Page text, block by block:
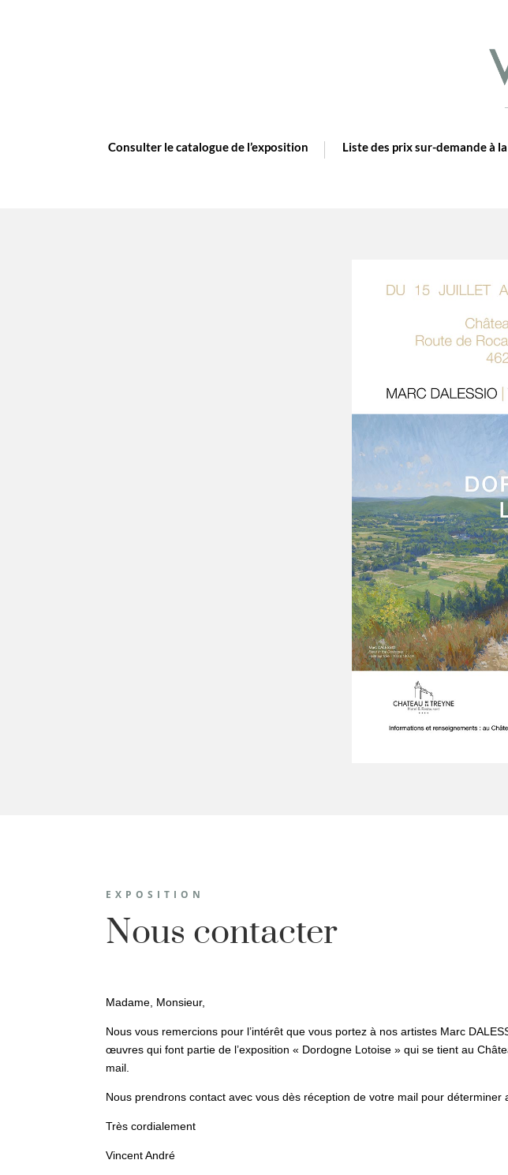
Consulter le catalogue de l’exposition Liste des prix sur-demande à
EXPOSITION
Nous contacter
Madame, Monsieur,
Nous vous remercions pour l’intérêt que vous portez à nos artistes Marc
œuvres qui font partie de l’exposition « Dordogne Lotoise » qui se tient au
mail.
Nous prendrons contact avec vous dès réception de votre mail pour
Très cordialement
Vincent André